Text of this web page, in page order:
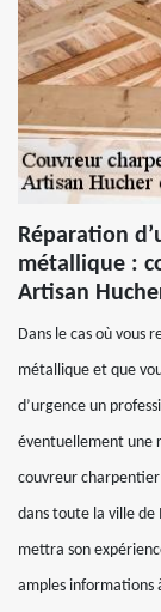
Réparation
métallique :
Artisan
Dans le cas où vous
métallique et que
d’urgence un
éventuellement une
couvreur
dans toute la ville de
mettra son
amples informations